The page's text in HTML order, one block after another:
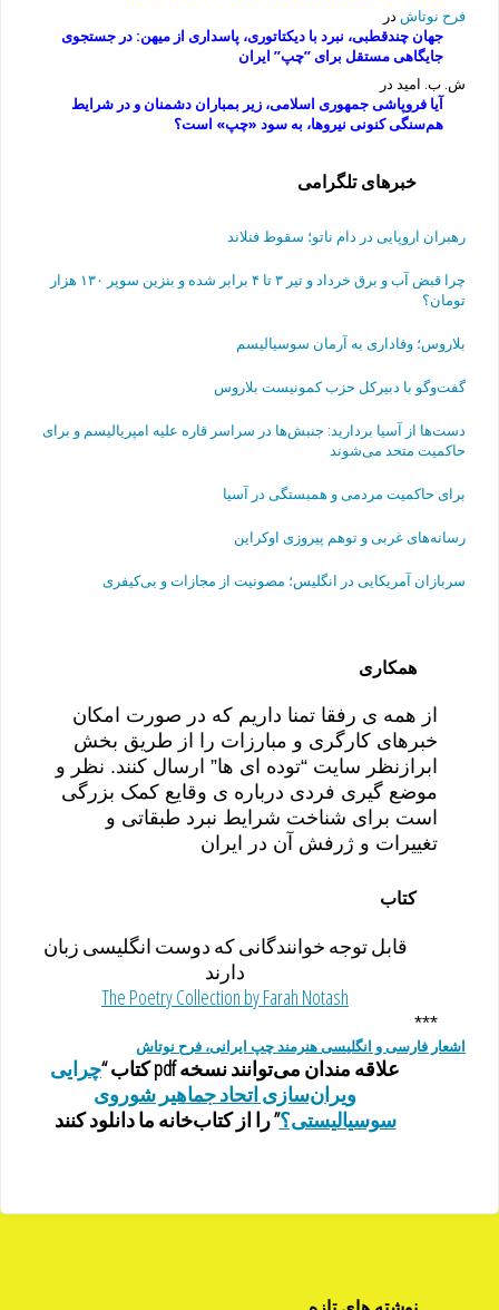
فرح نوتاش در
جهان چندقطبی، نبرد با دیکتاتوری، پاسداری از میهن: در جستجوی
جایگاهی مستقل برای ”چپ” ایران
ش. ب. امیددر
آیا فروپاشی جمهوری اسلامی، زیر بمباران دشمنان و در شرایط
هم‌سنگی کنونی نیروها، به سود «چپ» است؟
خبرهای تلگرامی
رهبران اروپایی در دام ناتو؛ سقوط فنلاند
چرا قبض آب و برق خرداد و تیر ۳ تا ۴ برابر شده و بنزین سوپر ۱۳۰ هزار
تومان؟
بلاروس؛ وفاداری به آرمان سوسیالیسم
گفت‌وگو با دبیرکل حزب کمونیست بلاروس
دست‌ها از آسیا بردارید: جنبش‌ها در سراسر قاره علیه امپریالیسم و برای
حاکمیت متحد می‌شوند
برای حاکمیت مردمی و همبستگی در آسیا
رسانه‌های غربی و توهم پیروزی اوکراین
سربازان آمریکایی در انگلیس؛ مصونیت از مجازات و بی‌کیفری
همکاری
از همه ی رفقا تمنا داریم که در صورت امکان
خبرهای کارگری و مبارزات را از طریق بخش
ابرازنظر سایت “توده ای ها” ارسال کنند. نظر و
موضع گیری فردی درباره ی وقایع کمک بزرگی
است برای شناخت شرایط نبرد طبقاتی و
تغییرات و ژرفش آن در ایران
کتاب
قابل توجه خوانندگانی که دوست انگلیسی زبان
دارند
The Poetry Collection by Farah Notash
***
اشعار فارسی و انگلیسی هنرمند چپ ایرانی، فرح نوتاش
علاقه مندان می‌توانند نسخه pdf کتاب “
چرایی
ویران‌سازی اتحاد جماهیر شوروی
سوسیالیستی؟” را از کتاب‌خانه ما دانلود کنند